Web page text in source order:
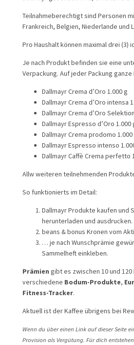
Teilnahmeberechtigt sind Personen
Frankreich, Belgien, Niederlande und
Pro Haushalt können maximal drei
Je nach Produkt befinden sie eine
Verpackung. Auf jeder Packung
Dallmayr Crema d’Oro 1.000 g
Dallmayr Crema d’Oro intensa
Dallmayr Crema d’Oro
Dallmayr Espresso d’Oro 1.000
Dallmayr Crema prodomo 1.000
Dallmayr Espresso intenso
Dallmayr Caffè Crema perfetto
Allw weiteren teilnehmenden
So funktionierts im Detail:
Dallmayr Produkte kaufen und
herunterladen und ausdrucken.
beans & bonus Kronen vom
… je nach Wunschprämie
Sammelheft einkleben.
Prämien gibt es zwischen 10 und
verschiedene Bodum-Produkte,
Fitness-Tracker.
Aktuell ist der Kaffee übrigens bei
Wenn du über einen Link auf dieser Seite
Provision als Vergütung. Für dich